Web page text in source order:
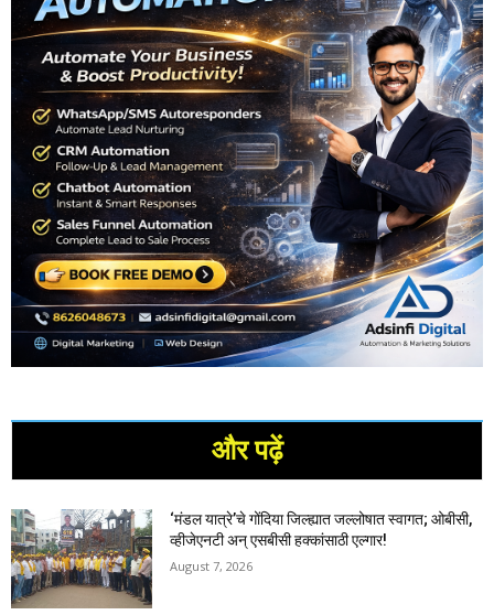
और पढ़ें
‘मंडल यात्रे’चे गोंदिया जिल्ह्यात जल्लोषात स्वागत; ओबीसी,
व्हीजेएनटी अन् एसबीसी हक्कांसाठी एल्गार!
August 7, 2026